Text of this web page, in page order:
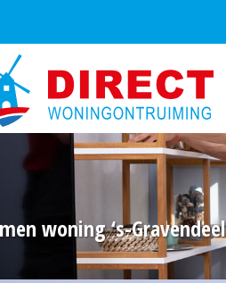
woning ‘s-Gravendeel